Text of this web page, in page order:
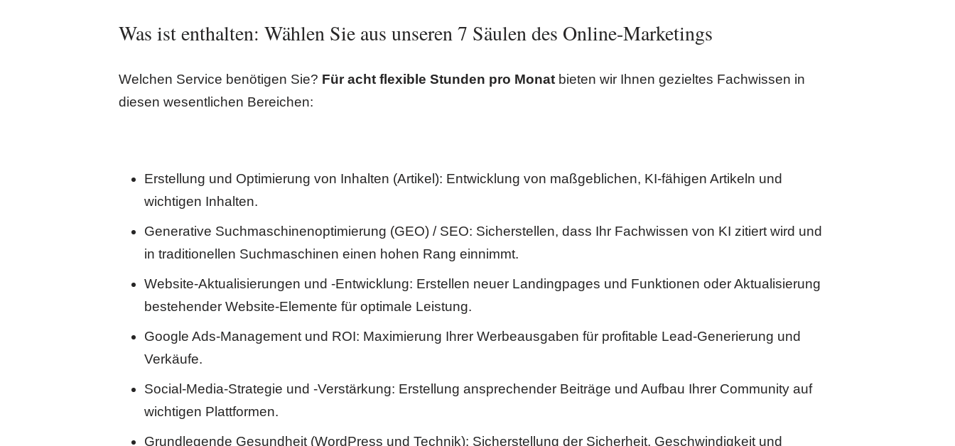
Was ist enthalten: Wählen Sie aus unseren 7 Säulen des Online-Marketings
Welchen Service benötigen Sie? Für acht flexible Stunden pro Monat bieten wir Ihnen gezieltes Fachwissen in
diesen wesentlichen Bereichen:
Erstellung und Optimierung von Inhalten (Artikel): Entwicklung von maßgeblichen, KI-fähigen Artikeln und
wichtigen Inhalten.
Generative Suchmaschinenoptimierung (GEO) / SEO: Sicherstellen, dass Ihr Fachwissen von KI zitiert wird und
in traditionellen Suchmaschinen einen hohen Rang einnimmt.
Website-Aktualisierungen und -Entwicklung: Erstellen neuer Landingpages und Funktionen oder Aktualisierung
bestehender Website-Elemente für optimale Leistung.
Google Ads-Management und ROI: Maximierung Ihrer Werbeausgaben für profitable Lead-Generierung und
Verkäufe.
Social-Media-Strategie und -Verstärkung: Erstellung ansprechender Beiträge und Aufbau Ihrer Community auf
wichtigen Plattformen.
Grundlegende Gesundheit (WordPress und Technik): Sicherstellung der Sicherheit, Geschwindigkeit und